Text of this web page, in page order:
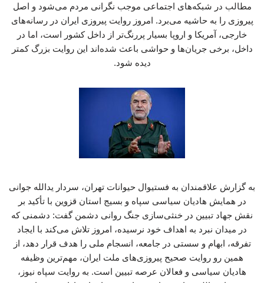
مطالب در شبکه‌های اجتماعی موجب نگرانی مردم می‌شود و اصل
پیروزی را به حاشیه می‌برد. امروز روایت پیروزی ایران در رسانه‌های
خارجی، آمریکا و اروپا بسیار پررنگ‌تر از داخل کشور است، اما در
داخل، برخی جریان‌ها و حواشی باعث شده‌اند این روایت بزرگ کمتر
دیده شود.
به گزارش علاقمندان به فستیوال حیوانات تهران، سردار یدالله جوانی
در همایش هادیان سیاسی سپاه و بسیج استان قزوین با تأکید بر
نقش جهاد تبیین در خنثی‌سازی جنگ روانی دشمن گفت: دشمنی که
در میدان نبرد به اهداف خود نرسیده، امروز تلاش می‌کند با ایجاد
تفرقه، ابهام و سستی در جامعه، انسجام ملی را هدف قرار دهد، از
همین رو روایت صحیح پیروزی‌های ملت ایران، مهم‌ترین وظیفه
هادیان سیاسی و فعالان عرصه تبیین است. به روایت سپاه نیوز،